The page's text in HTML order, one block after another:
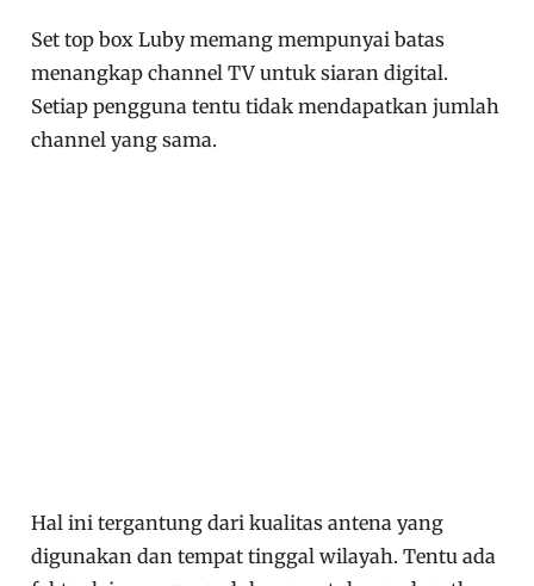
Set top box Luby memang mempunyai batas
menangkap channel TV untuk siaran digital.
Setiap pengguna tentu tidak mendapatkan jumlah
channel yang sama.
Hal ini tergantung dari kualitas antena yang
digunakan dan tempat tinggal wilayah. Tentu ada